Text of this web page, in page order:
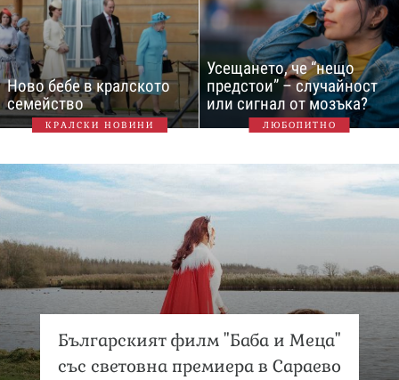
Ново бебе в кралското
семейство
КРАЛСКИ НОВИНИ
Усещането, че “нещо
предстои” – случайност
или сигнал от мозъка?
ЛЮБОПИТНО
Българският филм "Баба и Меца"
със световна премиера в Сараево